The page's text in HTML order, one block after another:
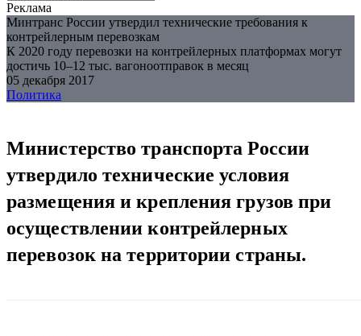
Реклама
Минтранс России утвердил технические требования к
контрейлерным перевозкам
К 2020 году перевозки на контрейлерных платформах могут
достичь 10–12 тыс. вагоноотправок в месяц
05 декабря 2017
Политика
Министерство транспорта России
утвердило технические условия
размещения и крепления грузов при
осуществлении контрейлерных
перевозок на территории страны.